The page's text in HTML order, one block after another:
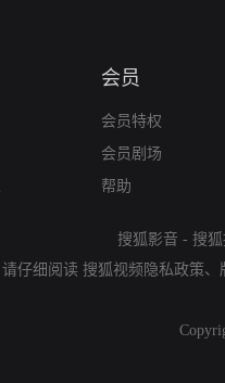
会员
会员特权
会员剧场
帮助
搜狐影音 - 搜
请仔细阅读 搜狐视频隐私政策、